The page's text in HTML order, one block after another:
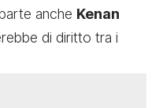
anche Kenan
di diritto tra i